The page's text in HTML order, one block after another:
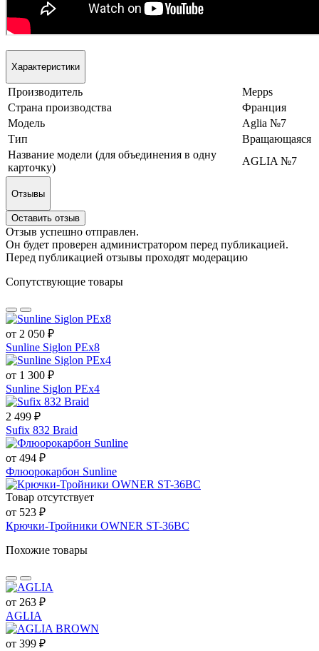
Характеристики
Производитель
Mepps
Страна производства
Франция
Модель
Aglia №7
Тип
Вращающаяся
Название модели (для объединения в одну
карточку)
AGLIA №7
Отзывы
Оставить отзыв
Отзыв успешно отправлен.
Он будет проверен администратором перед публикацией.
Перед публикацией отзывы проходят модерацию
Сопутствующие товары
от 2 050 ₽
Sunline Siglon PEx8
от 1 300 ₽
Sunline Siglon PEx4
2 499 ₽
Sufix 832 Braid
от 494 ₽
Флюорокарбон Sunline
Товар отсутствует
от 523 ₽
Крючки-Тройники OWNER ST-36BC
Похожие товары
от 263 ₽
AGLIA
от 399 ₽